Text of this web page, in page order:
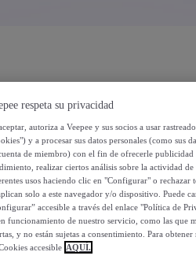
respeta su privacidad
autoriza a Veepee y sus socios a usar
y a procesar sus datos personales (como sus
de miembro) con el fin de ofrecerle
realizar ciertos análisis sobre la actividad
usos haciendo clic en "Configurar" o
solo a este navegador y/o dispositivo. Puede
accesible a través del enlace "Política de
funcionamiento de nuestro servicio, como las que
y no están sujetas a consentimiento. Para
accesible AQUÍ.